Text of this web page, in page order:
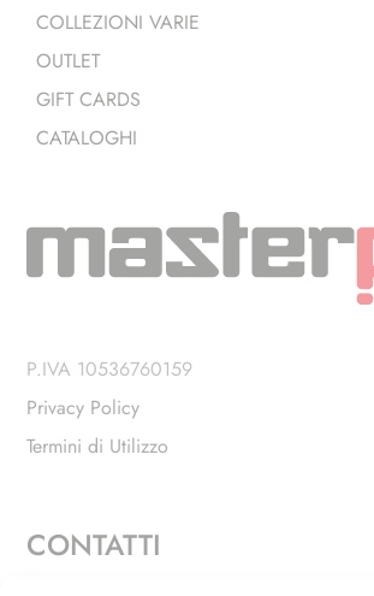
COLLEZIONI VARIE
OUTLET
GIFT CARDS
CATALOGHI
P.IVA 10536760159
Privacy Policy
Termini di Utilizzo
CONTATTI